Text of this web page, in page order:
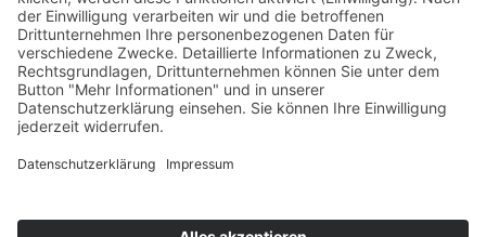
Zweck der Förderung
Wer wird gefördert?
Wie hoch ist die Förderung?
Was wird gefördert?